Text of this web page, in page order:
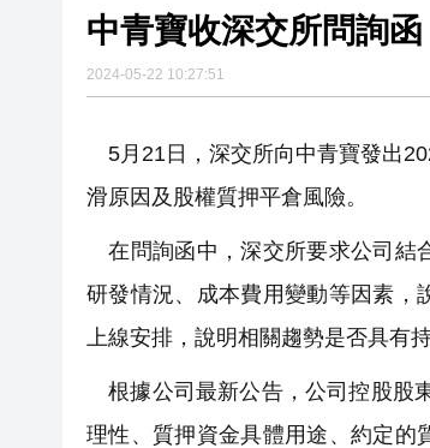
中青寶收深交所問詢
2024-05-22 10:27:51
5月21日，深交所向中青寶發出
滑原因及股權質押平倉風險。
在問詢函中，深交所要求公司結
研發情況、成本費用變動等因素，
上線安排，說明相關趨勢是否具有持
根據公司最新公告，公司控股股
理性、質押資金具體用途、約定的